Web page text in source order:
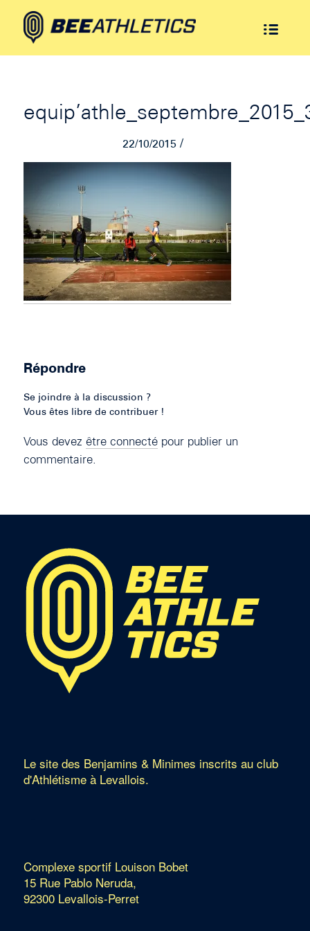
22/10/2015 /
Répondre
Se joindre à la discussion ?
Vous êtes libre de contribuer !
Vous devez être connectépour publier un
commentaire.
Le site des Benjamins & Minimes inscrits au club
d'Athlétisme à Levallois.
Complexe sportif Louison Bobet
15 Rue Pablo Neruda,
92300 Levallois-Perret